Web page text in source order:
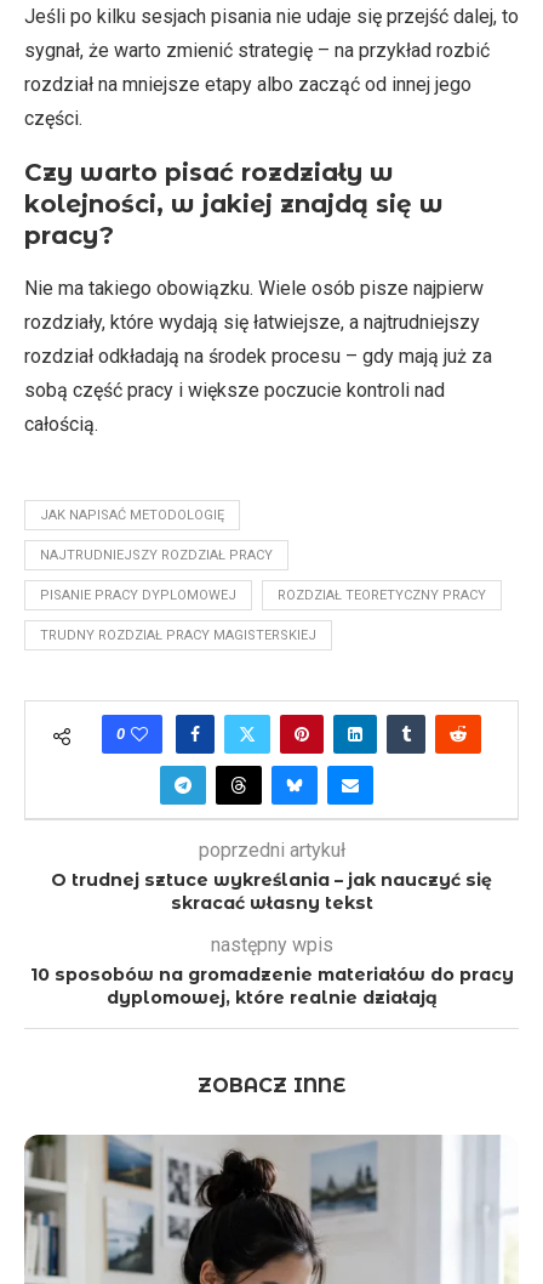
Jeśli po kilku sesjach pisania nie udaje się przejść dalej, to
sygnał, że warto zmienić strategię – na przykład rozbić
rozdział na mniejsze etapy albo zacząć od innej jego
części.
Czy warto pisać rozdziały w
kolejności, w jakiej znajdą się w
pracy?
Nie ma takiego obowiązku. Wiele osób pisze najpierw
rozdziały, które wydają się łatwiejsze, a najtrudniejszy
rozdział odkładają na środek procesu – gdy mają już za
sobą część pracy i większe poczucie kontroli nad
całością.
JAK NAPISAĆ METODOLOGIĘ
NAJTRUDNIEJSZY ROZDZIAŁ PRACY
PISANIE PRACY DYPLOMOWEJ ROZDZIAŁ TEORETYCZNY PRACY
TRUDNY ROZDZIAŁ PRACY MAGISTERSKIEJ
0
poprzedni artykuł
O trudnej sztuce wykreślania – jak nauczyć się
skracać własny tekst
następny wpis
10 sposobów na gromadzenie materiałów do pracy
dyplomowej, które realnie działają
ZOBACZ INNE